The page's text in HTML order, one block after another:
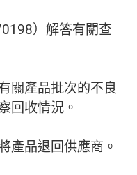
）解答有關查
關產品批次的不良
回收情況。
產品退回供應商。